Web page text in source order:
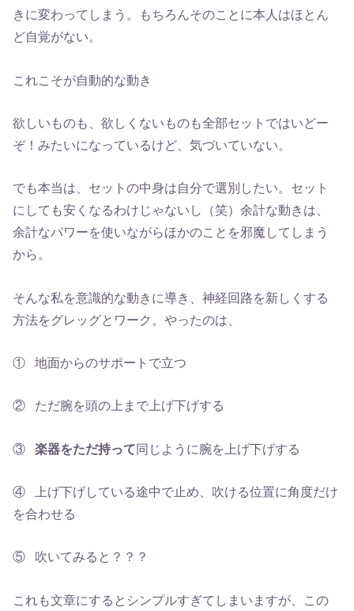
きに変わってしまう。もちろんそのことに本人はほとん
ど自覚がない。
これこそが自動的な動き
欲しいものも、欲しくないものも全部セットではいどー
ぞ！みたいになっているけど、気づいていない。
でも本当は、セットの中身は自分で選別したい。セット
にしても安くなるわけじゃないし（笑）余計な動きは、
余計なパワーを使いながらほかのことを邪魔してしまう
から。
そんな私を意識的な動きに導き、神経回路を新しくする
方法をグレッグとワーク。やったのは、
① 地面からのサポートで立つ
② ただ腕を頭の上まで上げ下げする
③楽器をただ持って同じように腕を上げ下げする
④ 上げ下げしている途中で止め、吹ける位置に角度だけ
を合わせる
⑤ 吹いてみると？？？
これも文章にするとシンプルすぎてしまいますが、この